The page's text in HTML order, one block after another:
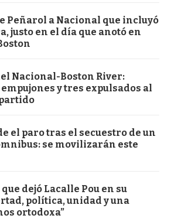
Peñarol a Nacional que incluyó
justo en el día que anotó en
Nacional-Boston River:
y tres expulsados al
el paro tras el secuestro de un
se movilizarán este
dejó Lacalle Pou en su
política, unidad y una
ortodoxa”